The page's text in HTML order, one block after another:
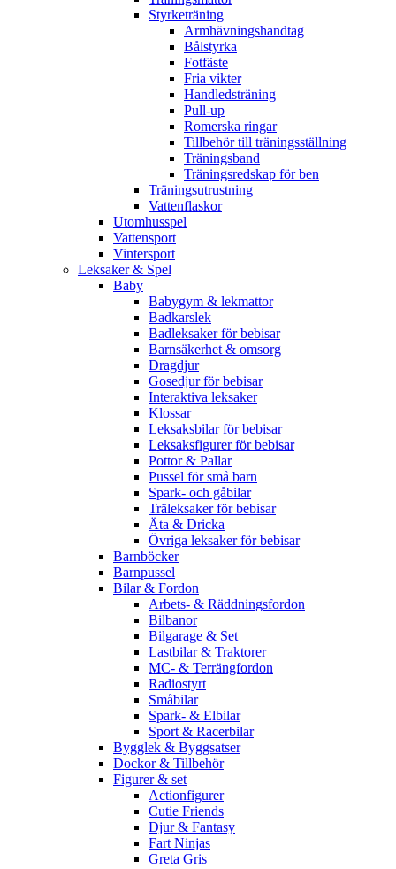
Styrketräning
Armhävningshandtag
Bålstyrka
Fotfäste
Fria vikter
Handledsträning
Pull-up
Romerska ringar
Tillbehör till träningsställning
Träningsband
Träningsredskap för ben
Träningsutrustning
Vattenflaskor
Utomhusspel
Vattensport
Vintersport
Leksaker & Spel
Baby
Babygym & lekmattor
Badkarslek
Badleksaker för bebisar
Barnsäkerhet & omsorg
Dragdjur
Gosedjur för bebisar
Interaktiva leksaker
Klossar
Leksaksbilar för bebisar
Leksaksfigurer för bebisar
Pottor & Pallar
Pussel för små barn
Spark- och gåbilar
Träleksaker för bebisar
Äta & Dricka
Övriga leksaker för bebisar
Barnböcker
Barnpussel
Bilar & Fordon
Arbets- & Räddningsfordon
Bilbanor
Bilgarage & Set
Lastbilar & Traktorer
MC- & Terrängfordon
Radiostyrt
Småbilar
Spark- & Elbilar
Sport & Racerbilar
Bygglek & Byggsatser
Dockor & Tillbehör
Figurer & set
Actionfigurer
Cutie Friends
Djur & Fantasy
Fart Ninjas
Greta Gris